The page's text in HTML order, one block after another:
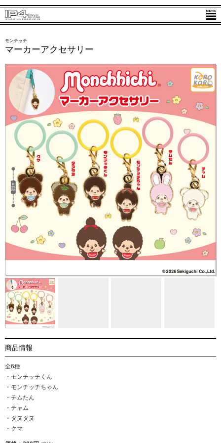
モンチッチ
マーカーアクセサリー
商品情報
全6種
・モンチッチくん
・モンチッチちゃん
・チムたん
・チャム
・タヌタヌ
・クマ